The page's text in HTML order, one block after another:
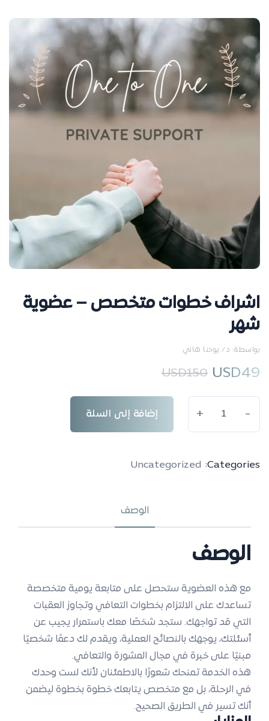
اشراف خطوات متخصص – عضوية
شهر
بواسطة: د/ يوحنا هاني
USD49
USD150
-
+ إضافة إلى السلة
Categories:
Uncategorized
الوصف
الوصف
مع هذه العضوية ستحصل على متابعة يومية متخصصة
تساعدك على الالتزام بخطوات التعافي وتجاوز العقبات
التي قد تواجهك. ستجد شخصًا معك باستمرار يجيب عن
أسئلتك، يوجهك بالنصائح العملية، ويقدم لك دعمًا شخصيًا
مبنيًا على خبرة في مجال المشورة والتعافي.
هذه الخدمة تمنحك شعورًا بالاطمئنان لأنك لست وحدك
في الرحلة، بل مع متخصص يتابعك خطوة بخطوة ليضمن
أنك تسير في الطريق الصحيح.